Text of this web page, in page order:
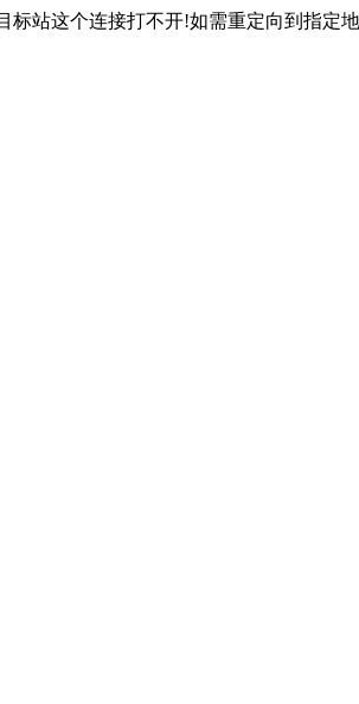
标站这个连接打不开!如需重定向到指定